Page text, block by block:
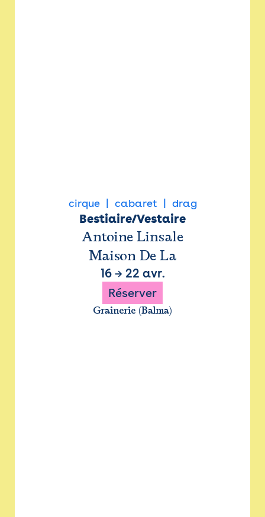
cirque cabaret drag
Bestiaire/Vestaire
Antoine Linsale
Maison De La
16→ 22 avr.
Réserver
Grainerie (Balma)